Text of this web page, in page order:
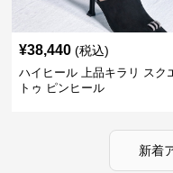
¥38,440 (税込)
ハイヒール 上品キラリ スク
トゥ ピンヒール
新着